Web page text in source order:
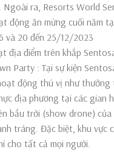
Ngoài ra, Resorts World
động ăn mừng cuối năm
và 20 đến 25/12/2023
địa điểm trên khắp
Party : Tại sự kiện
động thú vị như thưởng
địa phương tại các gian
bầu trời (show drone)
tráng. Đặc biệt, khu vực
cho tất cả mọi người.